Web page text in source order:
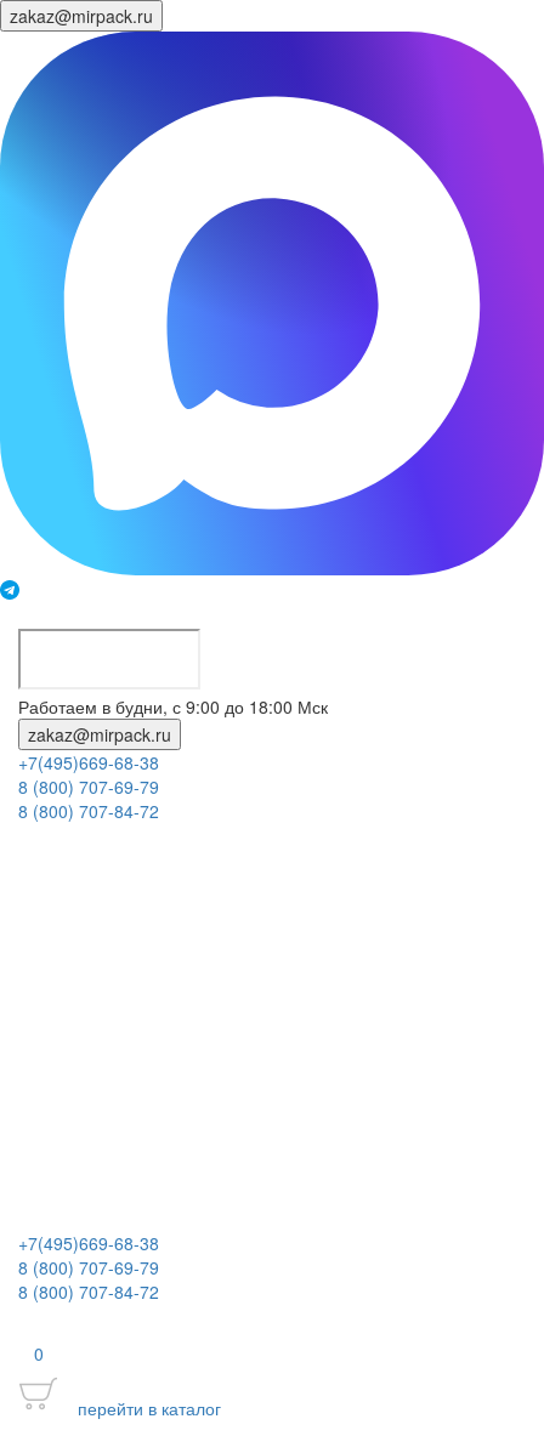
zakaz@mirpack.ru
Работаем в будни, с 9:00 до 18:00 Мск
zakaz@mirpack.ru
+7(495)669-68-38
8 (800) 707-69-79
8 (800) 707-84-72
+7(495)669-68-38
8 (800) 707-69-79
8 (800) 707-84-72
0
перейти в каталог